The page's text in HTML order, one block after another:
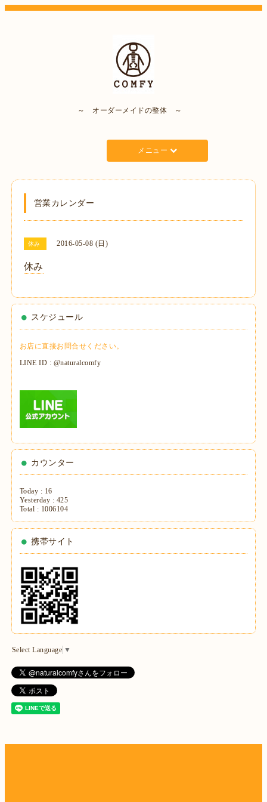
～ オーダーメイドの整体 ～
メニュー
営業カレンダー
休み 2016-05-08 (日)
休み
スケジュール
お店に直接お問合せください。
LINE ID : @naturalcomfy
カウンター
Today : 16
Yesterday : 425
Total : 1006104
携帯サイト
Select Language ▼